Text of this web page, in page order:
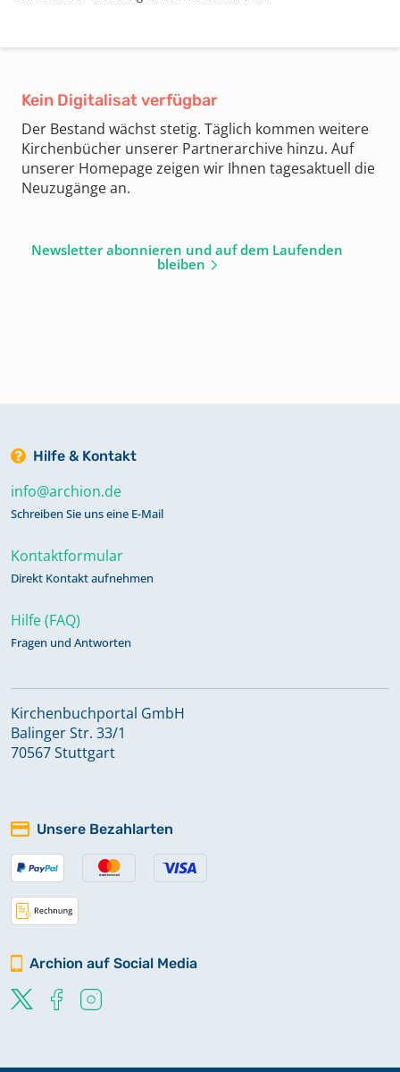
Kein Digitalisat verfügbar
Der Bestand wächst stetig. Täglich kommen weitere
Kirchenbücher unserer Partnerarchive hinzu. Auf
unserer Homepage zeigen wir Ihnen tagesaktuell die
Neuzugänge an.
Newsletter abonnieren und auf dem Laufenden
bleiben
Hilfe & Kontakt
info@archion.de
Schreiben Sie uns eine E-Mail
Kontaktformular
Direkt Kontakt aufnehmen
Hilfe (FAQ)
Fragen und Antworten
Kirchenbuchportal GmbH
Balinger Str. 33/1
70567 Stuttgart
Unsere Bezahlarten
Archion auf Social Media